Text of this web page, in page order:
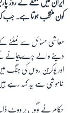
ایران میں جمعے کے روز
کون منتخب ہوتا ہے۔ جب
معاشی مسائل سے نمٹنے کے
دینے والے بڑے پیمانے
اور یوکرین روس کی
خاموشی سے یہ کہہ رہے
حکام نے لوگوں پر ووٹ